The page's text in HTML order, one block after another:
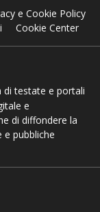
e Cookie Policy
Cookie Center
di testate e portali
e
di diffondere la
e pubbliche